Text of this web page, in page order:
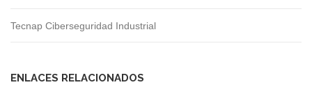
Tecnap Ciberseguridad Industrial
ENLACES RELACIONADOS